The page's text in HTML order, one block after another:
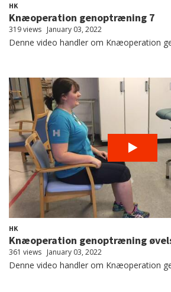
HK
Knæoperation genoptræning 7
319 views January 03, 2022
Denne video handler om Knæoperation
HK
Knæoperation genoptræning
361 views January 03, 2022
Denne video handler om Knæoperation